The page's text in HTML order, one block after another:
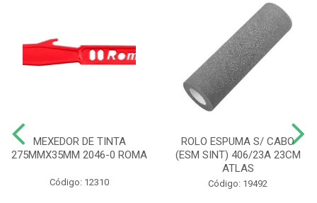
MEXEDOR DE TINTA
275MMX35MM 2046-0 ROMA
Código: 12310
ROLO ESPUMA S/ CABO
(ESM SINT) 406/23A 23CM
ATLAS
Código: 19492